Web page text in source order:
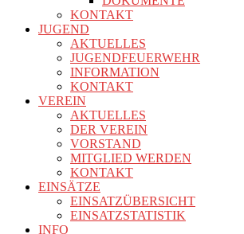
KONTAKT
JUGEND
AKTUELLES
JUGENDFEUERWEHR
INFORMATION
KONTAKT
VEREIN
AKTUELLES
DER VEREIN
VORSTAND
MITGLIED WERDEN
KONTAKT
EINSÄTZE
EINSATZÜBERSICHT
EINSATZSTATISTIK
INFO